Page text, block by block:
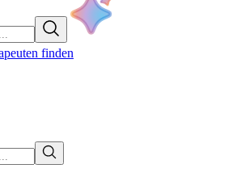
finden